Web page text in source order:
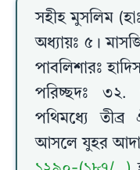
সহীহ মুসলিম
অধ্যায়ঃ ৫।
পাবলিশারঃ
পরিচ্ছদঃ ৩২.
পথিমধ্যে তীব্র
আসলে যুহর